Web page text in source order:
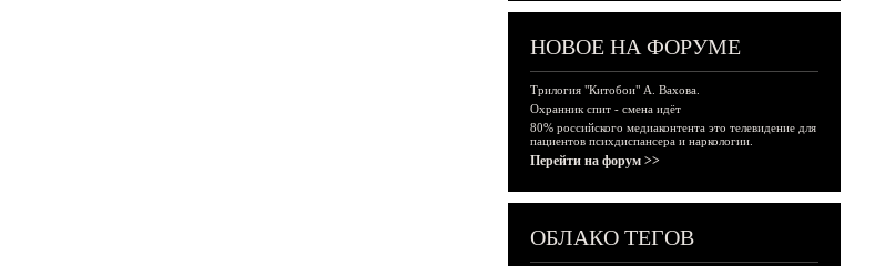
НОВОЕ НА ФОРУМЕ
Трилогия "Китобои" А. Вахова.
Охранник спит - смена идёт
80% российского медиаконтента это телевидение для
пациентов психдиспансера и наркологии.
Перейти на форум >>
ОБЛАКО ТЕГОВ